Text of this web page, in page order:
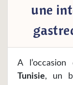
une
A l’occasion
Tunisie, un